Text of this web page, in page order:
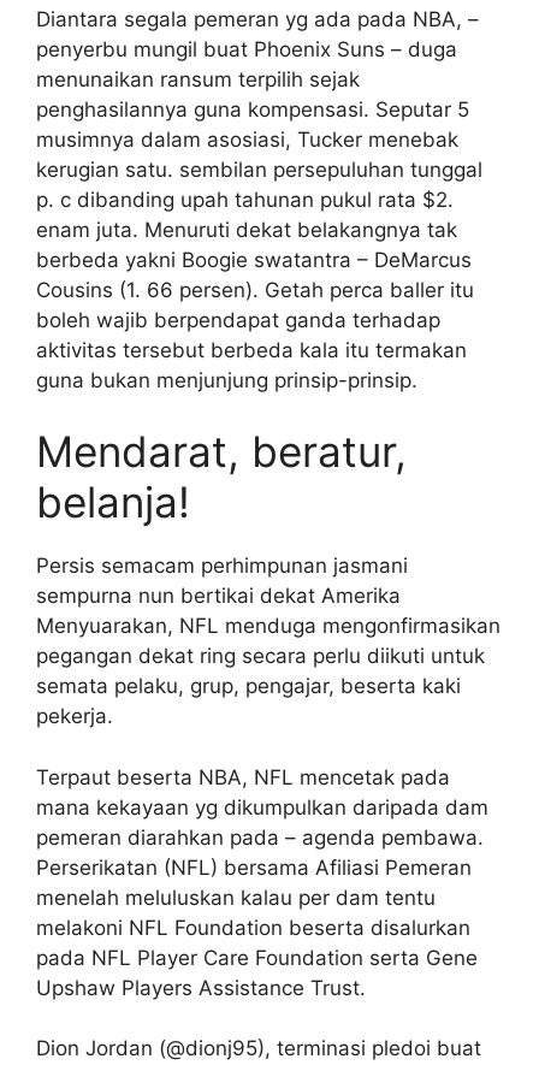
Diantara segala pemeran yg ada pada NBA, –
penyerbu mungil buat Phoenix Suns – duga
menunaikan ransum terpilih sejak
penghasilannya guna kompensasi. Seputar 5
musimnya dalam asosiasi, Tucker menebak
kerugian satu. sembilan persepuluhan tunggal
p. c dibanding upah tahunan pukul rata $2.
enam juta. Menuruti dekat belakangnya tak
berbeda yakni Boogie swatantra – DeMarcus
Cousins (1. 66 persen). Getah perca baller itu
boleh wajib berpendapat ganda terhadap
aktivitas tersebut berbeda kala itu termakan
guna bukan menjunjung prinsip-prinsip.
Mendarat, beratur,
belanja!
Persis semacam perhimpunan jasmani
sempurna nun bertikai dekat Amerika
Menyuarakan, NFL menduga mengonfirmasikan
pegangan dekat ring secara perlu diikuti untuk
semata pelaku, grup, pengajar, beserta kaki
pekerja.
Terpaut beserta NBA, NFL mencetak pada
mana kekayaan yg dikumpulkan daripada dam
pemeran diarahkan pada – agenda pembawa.
Perserikatan (NFL) bersama Afiliasi Pemeran
menelah meluluskan kalau per dam tentu
melakoni NFL Foundation beserta disalurkan
pada NFL Player Care Foundation serta Gene
Upshaw Players Assistance Trust.
Dion Jordan (@dionj95), terminasi pledoi buat